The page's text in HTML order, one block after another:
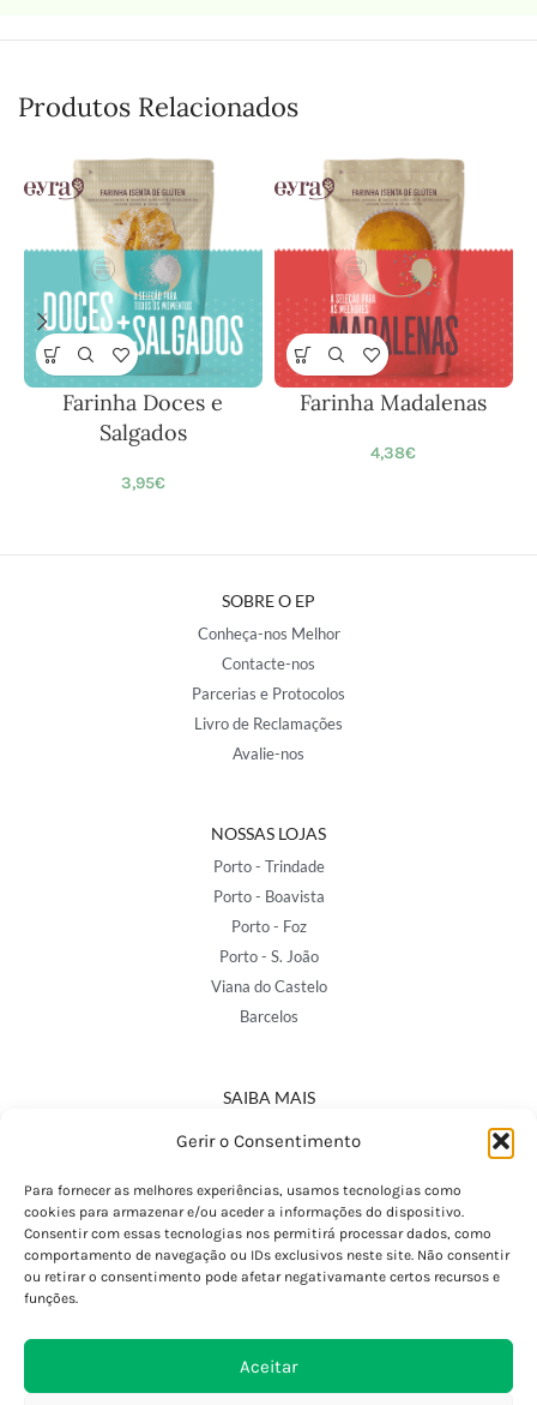
Gerir o Consentimento
Para fornecer as melhores experiências, usamos tecnologias como
cookies para armazenar e/ou aceder a informações do dispositivo.
Consentir com essas tecnologias nos permitirá processar dados, como
comportamento de navegação ou IDs exclusivos neste site. Não consentir
ou retirar o consentimento pode afetar negativamante certos recursos e
funções.
Aceitar
Produtos Relacionados
Farinha Doces e
Salgados
3,95€
Farinha Madalenas
4,38€
SOBRE O EP
Conheça-nos Melhor
Contacte-nos
Parcerias e Protocolos
Livro de Reclamações
Avalie-nos
NOSSAS LOJAS
Porto - Trindade
Porto - Boavista
Porto - Foz
Porto - S. João
Viana do Castelo
Barcelos
SAIBA MAIS
Política de Privacidade
Termos e Condições
Perguntas Frequentes
Custos de Envio
Encomendas Internacionais
Devoluções e Trocas